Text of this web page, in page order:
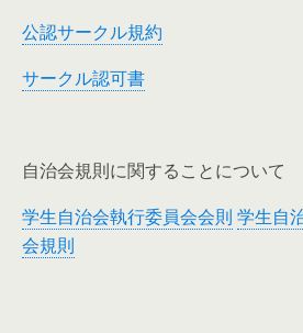
公認サークル規約
サークル認可書
自治会規則に関することについて
学生自治会執行委員会会則 学生自
会規則